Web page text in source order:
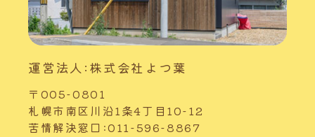
運営法人:株式会社よつ葉
〒005-0801
札幌市南区川沿1条4丁目10-12
苦情解決窓口:011-596-8867